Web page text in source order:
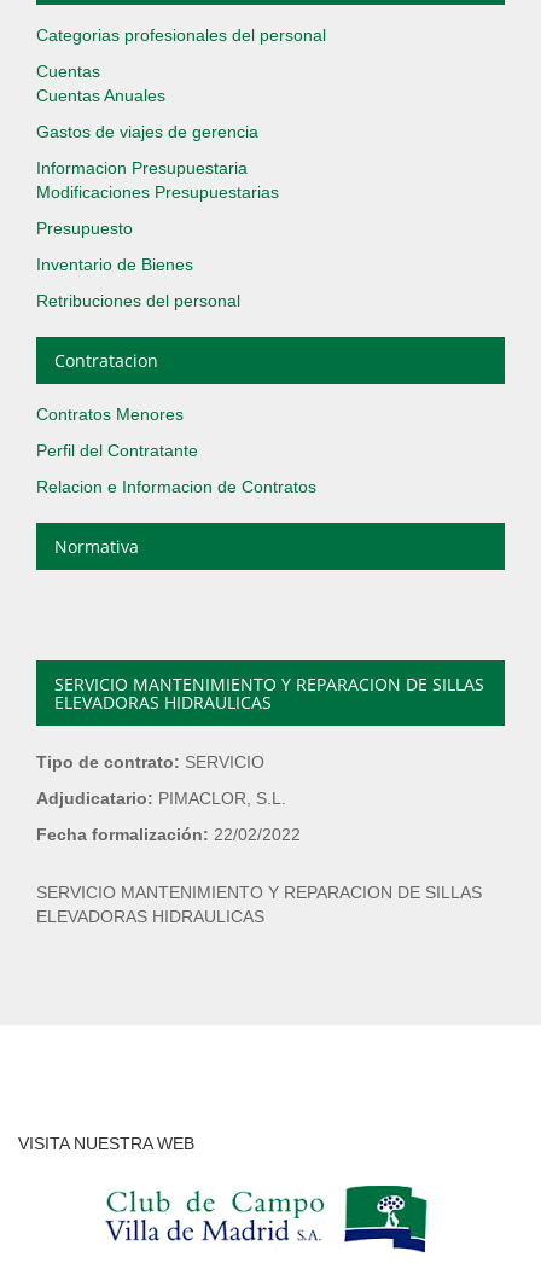
Categorias profesionales del personal
Cuentas
Cuentas Anuales
Gastos de viajes de gerencia
Informacion Presupuestaria
Modificaciones Presupuestarias
Presupuesto
Inventario de Bienes
Retribuciones del personal
Contratacion
Contratos Menores
Perfil del Contratante
Relacion e Informacion de Contratos
Normativa
SERVICIO MANTENIMIENTO Y REPARACION DE SILLAS
ELEVADORAS HIDRAULICAS
Tipo de contrato: SERVICIO
Adjudicatario: PIMACLOR, S.L.
Fecha formalización: 22/02/2022
SERVICIO MANTENIMIENTO Y REPARACION DE SILLAS
ELEVADORAS HIDRAULICAS
VISITA NUESTRA WEB